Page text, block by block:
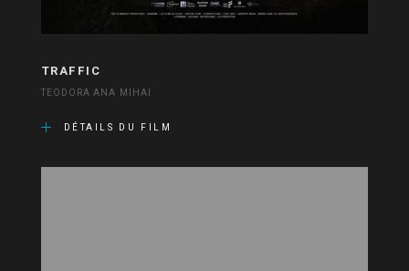
TRAFFIC
TEODORA ANA MIHAI
DÉTAILS DU FILM